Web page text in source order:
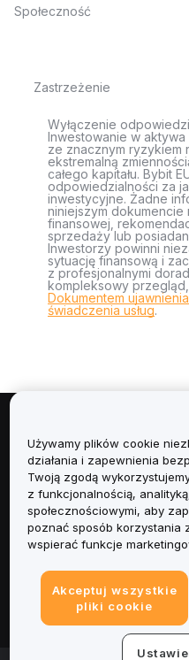
Społeczność
Zastrzeżenie
Wyłączenie
Inwestowanie w
ze znacznym ryzykiem
ekstremalną
całego kapitału. Bybit
odpowiedzialności za
inwestycyjne. Żadne
niniejszym
finansowej,
sprzedaży lub
Inwestorzy powinni
sytuację finansową i
z profesjonalnymi
kompleksowy
Dokumentem
świadczenia usług.
Informacje
Usługi
Obsługa Klienta
Informacje prawne
Używamy plików cookie
działania i zapewnienia
Twoją zgodą
z funkcjonalnością,
społecznościowymi, aby
poznać sposób korzystania
wspierać funkcje
Akceptuj wszystkie
pliki cookie